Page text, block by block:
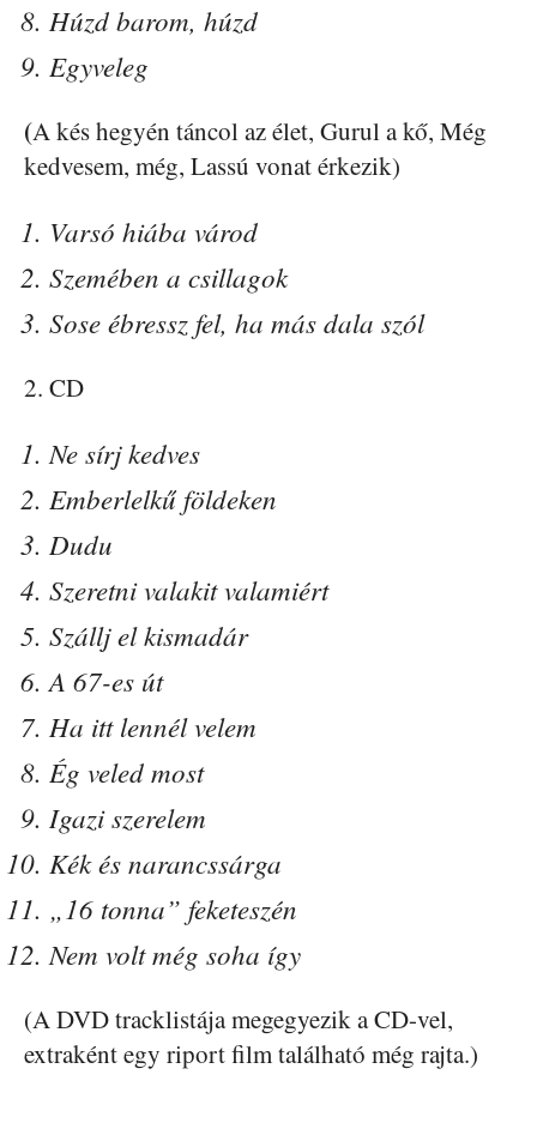
Húzd barom, húzd
Egyveleg
(A kés hegyén táncol az élet, Gurul a kő, Még
kedvesem, még, Lassú vonat érkezik)
Varsó hiába várod
Szemében a csillagok
Sose ébressz fel, ha más dala szól
2. CD
Ne sírj kedves
Emberlelkű földeken
Dudu
Szeretni valakit valamiért
Szállj el kismadár
A 67-es út
Ha itt lennél velem
Ég veled most
Igazi szerelem
Kék és narancssárga
„16 tonna” feketeszén
Nem volt még soha így
(A DVD tracklistája megegyezik a CD-vel,
extraként egy riport film található még rajta.)